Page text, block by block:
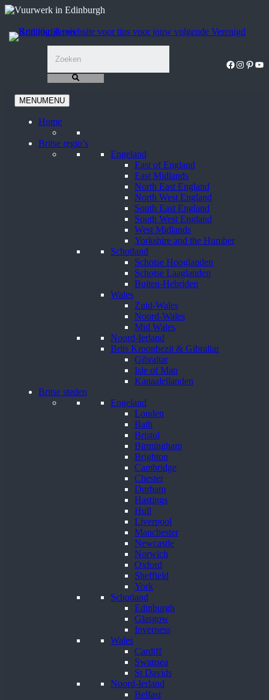
Ga
de
inhoud
Facebook
MENUMENU
Home
Britse regio’s
Engeland
East of England
East Midlands
North East England
North West England
South East England
South West England
West Midlands
Yorkshire and the Humber
Schotland
Schotse Hooglanden
Schotse Laaglanden
Buiten-Hebriden
Wales
Zuid-Wales
Noord-Wales
Mid Wales
Noord-Ierland
Brits Kroonbezit & Gibraltar
Gibraltar
Isle of Man
Kanaaleilanden
Britse steden
Engeland
Londen
Bath
Bristol
Birmingham
Brighton
Cambridge
Chester
Durham
Hastings
Hull
Liverpool
Manchester
Newcastle
Norwich
Oxford
Sheffield
York
Schotland
Edinburgh
Glasgow
Inverness
Wales
Cardiff
Swansea
St Davids
Noord-Ierland
Belfast